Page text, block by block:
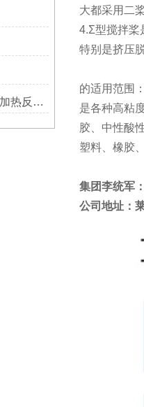
不锈钢电加热反应釜和汽加热反应釜构造原理、特点
大都采用二
4.Σ型搅拌桨
特别是挤压
的适用范围
是各种高粘
胶、中性酸
塑料、橡胶
集团李统军
公司地址：